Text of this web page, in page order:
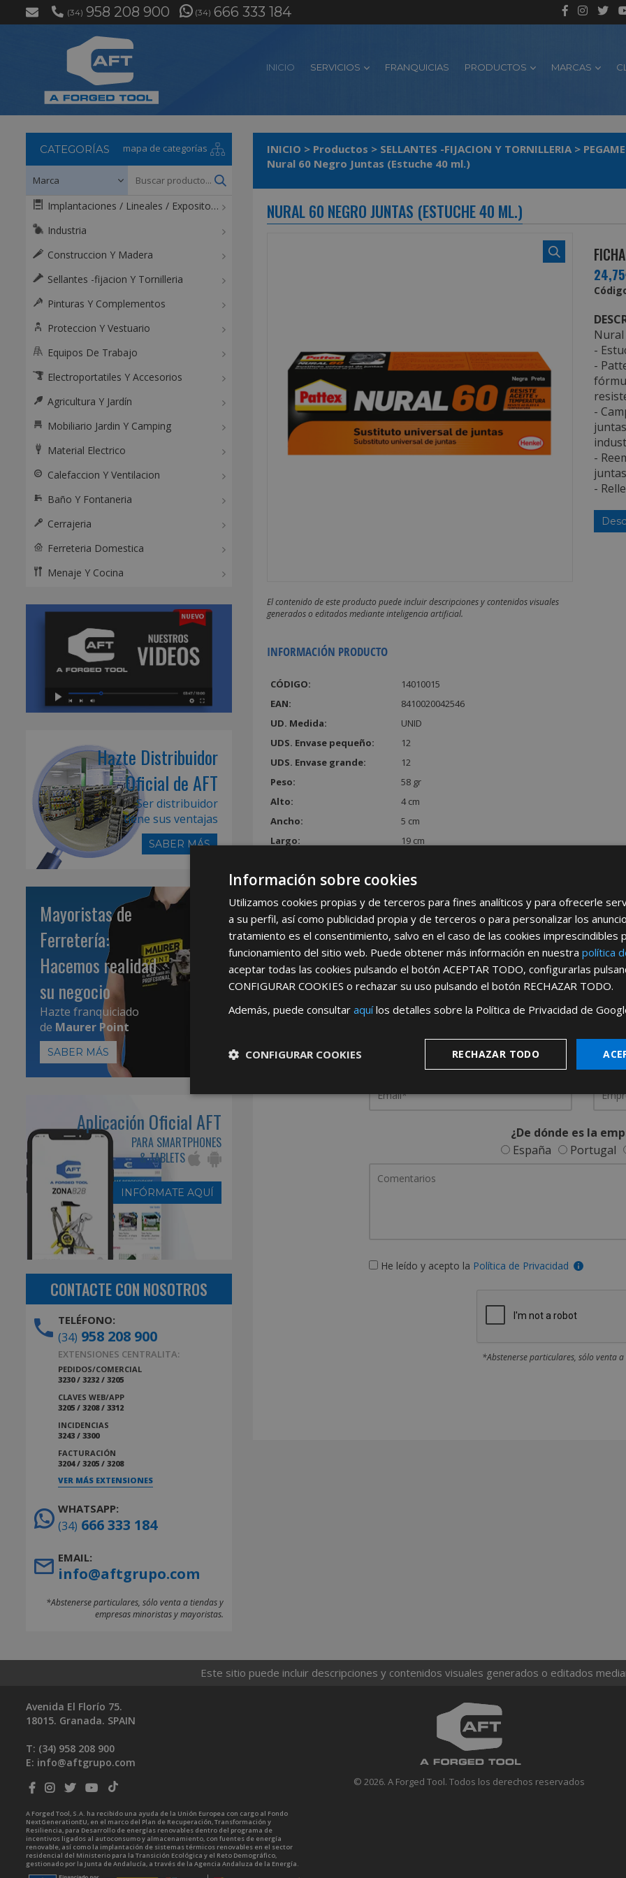
(34) 958 208 900 (34) 666 333 184
INICIO SERVICIOS FRANQUICIAS PRODUCTOS MARCAS
INICIO > Productos > SELLANTES -FIJACION Y TORNILLERIA >
Nural 60 Negro Juntas (Estuche 40 ml.)
NURAL 60 NEGRO JUNTAS (ESTUCHE 40 ML.)
El contenido de este producto puede incluir descripciones y contenidos visuales
generados o editados mediante inteligencia artificial.
INFORMACIÓN PRODUCTO
CÓDIGO:
14010015
EAN:
8410020042546
UD. Medida:
UNID
UDS. Envase pequeño:
12
UDS. Envase grande:
12
Peso:
58 gr
Alto:
4 cm
Ancho:
5 cm
Largo:
19 cm
Nural
-
-
-
-
-
REGÍSTRATE PARA HACERTE
Desdeaquípodrá ver todas las
Rellene este formulario y nos pondremos en contacto
¿De dónde es la
España
Portugal
He leído y acepto la Política de Privacidad
*Abstenerse particulares, sólo venta
CATEGORÍAS mapa de categorías
Implantaciones / Lineales / Expositores / Mostradores
Industria
Construccion Y Madera
Sellantes -fijacion Y Tornilleria
Pinturas Y Complementos
Proteccion Y Vestuario
Equipos De Trabajo
Electroportatiles Y Accesorios
Agricultura Y Jardín
Mobiliario Jardin Y Camping
Material Electrico
Calefaccion Y Ventilacion
Baño Y Fontaneria
Cerrajeria
Ferreteria Domestica
Menaje Y Cocina
Hazte Distribuidor
Oficial de AFT
Ser distribuidor
tiene sus ventajas
SABER MÁS
Mayoristas de
Ferretería:
Hacemos realidad
su negocio
Hazte franquiciado
de Maurer Point
SABER MÁS
Aplicación Oficial AFT
PARA SMARTPHONES
& TABLETS
INFÓRMATE AQUÍ
CONTACTE CON NOSOTROS
TELÉFONO:
(34) 958 208 900
EXTENSIONES CENTRALITA:
PEDIDOS/COMERCIAL
3230 / 3232 / 3205
CLAVES WEB/APP
3205 / 3208 / 3312
INCIDENCIAS
3243 / 3300
FACTURACIÓN
3204 / 3205 / 3208
VER MÁS EXTENSIONES
WHATSAPP:
(34) 666 333 184
EMAIL:
info@aftgrupo.com
*Abstenerse particulares, sólo venta a tiendas y
empresas minoristas y mayoristas.
Este sitio puede incluir descripciones y contenidos visuales generados o editados
© 2026. A Forged Tool. Todos los derechos reservados
Avenida El Florío 75.
18015. Granada. SPAIN
T: (34) 958 208 900
E: info@aftgrupo.com
A Forged Tool, S.A. ha recibido una ayuda de la Unión Europea con cargo al Fondo
NextGenerationEU, en el marco del Plan de Recuperación, Transformación y
Resiliencia, para Desarrollo de energías renovables dentro del programa de
incentivos ligados al autoconsumo y almacenamiento, con fuentes de energía
renovable, así como la implantación de sistemas térmicos renovables en el sector
residencial del Ministerio para la Transición Ecológica y el Reto Demográfico,
gestionado por la Junta de Andalucía, a través de la Agencia Andaluza de la Energía.
Información sobre cookies
Utilizamos cookies propias y de terceros para fines analíticos y para ofrecerle
a su perfil, así como publicidad propia y de terceros o para personalizar los
tratamiento es el consentimiento, salvo en el caso de las cookies imprescindibles
funcionamiento del sitio web. Puede obtener más información en nuestra política
aceptar todas las cookies pulsando el botón ACEPTAR TODO, configurarlas
CONFIGURAR COOKIES o rechazar su uso pulsando el botón RECHAZAR TODO.
Además, puede consultar aquílos detalles sobre la Política de Privacidad de
RECHAZAR TODO
CONFIGURAR COOKIES